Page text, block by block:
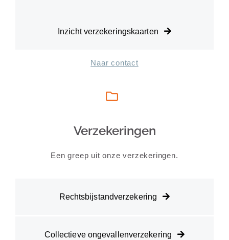
Inzicht verzekeringskaarten
Naar contact
Verzekeringen
Een greep uit onze verzekeringen.
Rechtsbijstandverzekering
Collectieve ongevallenverzekering